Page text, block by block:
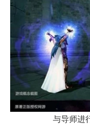
与导师进